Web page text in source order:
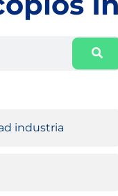
industria